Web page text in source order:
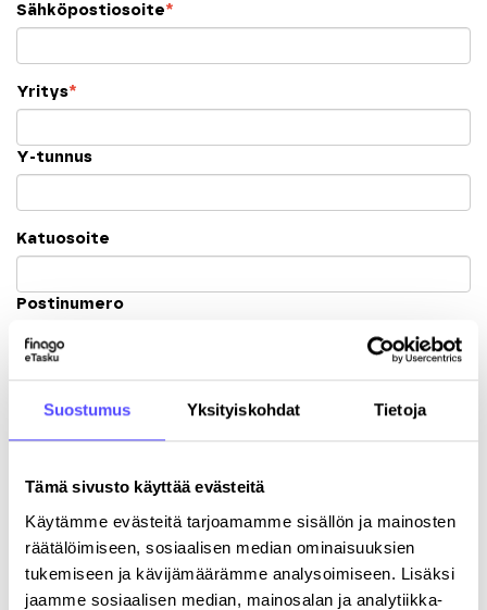
Suostumus Yksityiskohdat Tietoja
Tämä sivusto käyttää evästeitä
Käytämme evästeitä tarjoamamme sisällön ja mainosten
räätälöimiseen, sosiaalisen median ominaisuuksien
tukemiseen ja kävijämäärämme analysoimiseen. Lisäksi
jaamme sosiaalisen median, mainosalan ja analytiikka-
Sähköpostiosoite*
Yritys*
Y-tunnus
Katuosoite
Postinumero